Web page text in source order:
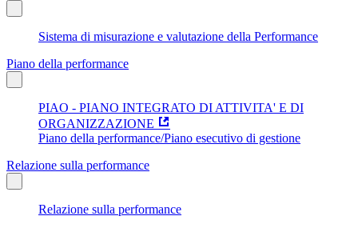
Sistema di misurazione e valutazione della Performance
Piano della performance
PIAO - PIANO INTEGRATO DI ATTIVITA' E DI
ORGANIZZAZIONE
Piano della performance/Piano esecutivo di gestione
Relazione sulla performance
Relazione sulla performance